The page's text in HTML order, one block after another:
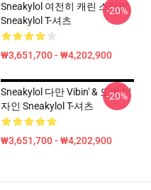
Sneakylol 여전히 캐린 스타일
Sneakylol T-셔츠
₩3,651,700 - ₩4,202,900
-20%
Sneakylol 다만 Vibin' & 도박 디
자인 Sneakylol T-셔츠
₩3,651,700 - ₩4,202,900
-20%